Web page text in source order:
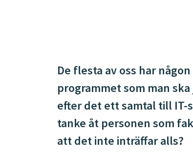
De flesta av oss har
programmet som man
efter det ett samtal till IT-
tanke åt personen som
att det inte inträffar alls?